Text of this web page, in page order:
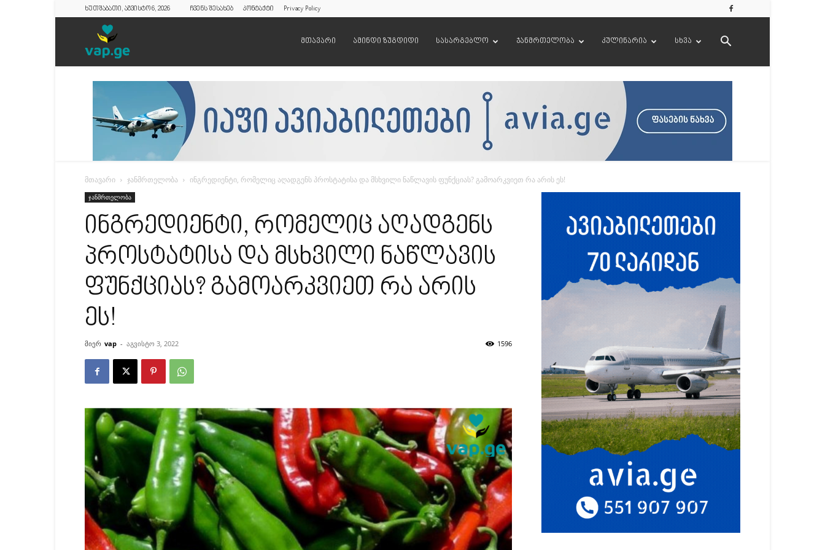
ხუთშაბათი, აგვისტო 6, 2026 ჩვენს შესახებ კონტაქტი Privacy Policy
მთავარი ამინდი ზუგდიდი სასარგებლო ჯანმრთელობა კულინარია სხვა
მთავარი ჯანმრთელობა ინგრედიენტი, რომელიც აღადგენს პროსტატისა და მსხვილი ნაწლავის ფუნქციას? გამოარკვიეთ რა არის ეს!
ჯანმრთელობა
ინგრედიენტი, რომელიც აღადგენს
პროსტატისა და მსხვილი ნაწლავის
ფუნქციას? გამოარკვიეთ რა არის
ეს!
მიერ vap - აგვისტო 3, 2022 1596